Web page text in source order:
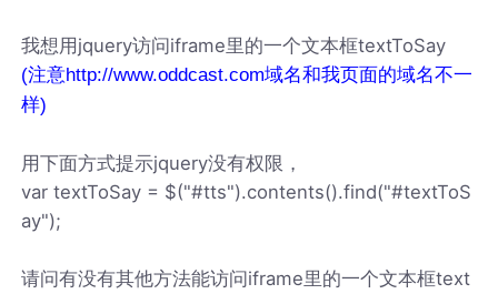
我想用jquery访问iframe里的一个文本框textToSay
(注意http://www.oddcast.com域名和我页面的域名不一
样)
用下面方式提示jquery没有权限，
var textToSay = $("#tts").contents().find("#textToS
ay");
请问有没有其他方法能访问iframe里的一个文本框text